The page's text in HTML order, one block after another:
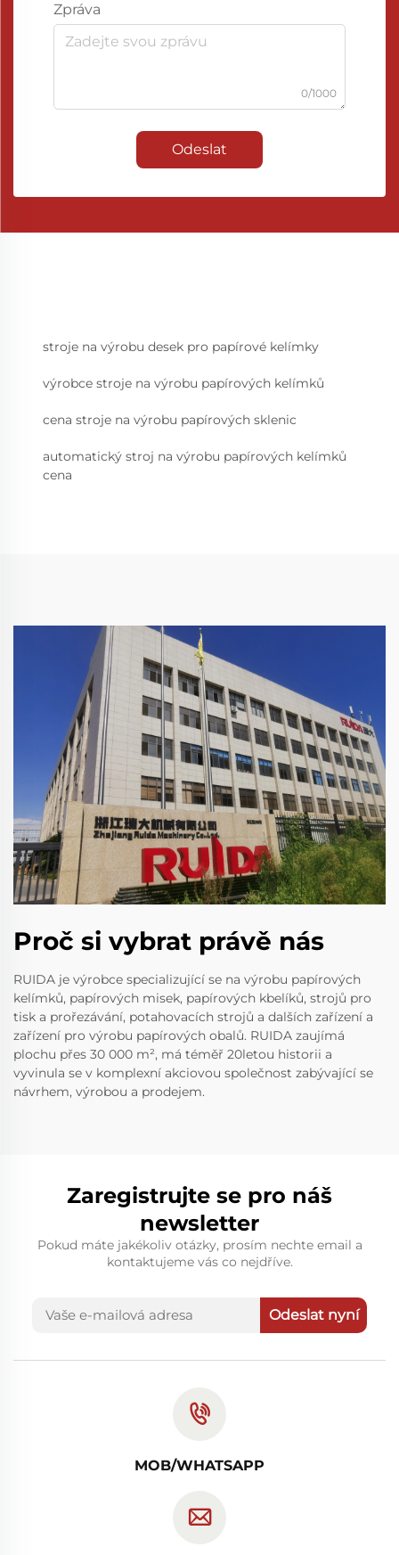
Zpráva
0/1000
Odeslat
stroje na výrobu desek pro papírové kelímky
výrobce stroje na výrobu papírových kelímků
cena stroje na výrobu papírových sklenic
automatický stroj na výrobu papírových kelímků
cena
Proč si vybrat právě nás
RUIDA je výrobce specializující se na výrobu papírových
kelímků, papírových misek, papírových kbelíků, strojů pro
tisk a prořezávání, potahovacích strojů a dalších zařízení a
zařízení pro výrobu papírových obalů. RUIDA zaujímá
plochu přes 30 000 m², má téměř 20letou historii a
vyvinula se v komplexní akciovou společnost zabývající se
návrhem, výrobou a prodejem.
Zaregistrujte se pro náš
newsletter
Pokud máte jakékoliv otázky, prosím nechte email a
kontaktujeme vás co nejdříve.
Odeslat nyní
MOB/WHATSAPP